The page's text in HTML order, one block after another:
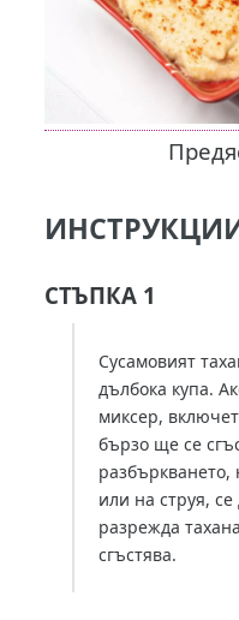
СТЪПКА 1
Сусамовият
дълбока купа.
миксер,
бързо ще се
или на струя,
разрежда
сгъстява.